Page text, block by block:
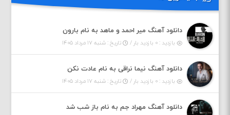
دانلود آهنگ میر احمد و ماهد به نام بارون
بازدید : ۰ بازدید بار / تاریخ : شنبه ۱۷ مرداد ۱۴۰۵
دانلود آهنگ نیما نراقی به نام عادت نکن
بازدید : ۰ بازدید بار / تاریخ : شنبه ۱۷ مرداد ۱۴۰۵
دانلود آهنگ مهراد جم به نام باز شب شد